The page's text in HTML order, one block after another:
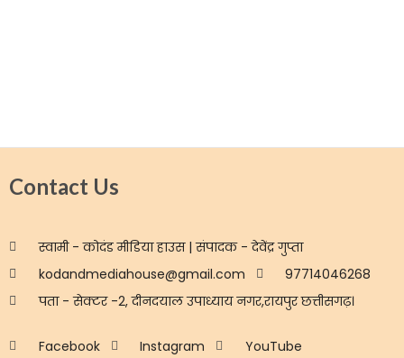
Contact Us
स्वामी - कोदंड मीडिया हाउस | संपादक - देवेंद्र गुप्ता
kodandmediahouse@gmail.com
97714046268
पता - सेक्टर -2, दीनदयाल उपाध्याय नगर,रायपुर छत्तीसगढ़।
Facebook Instagram YouTube